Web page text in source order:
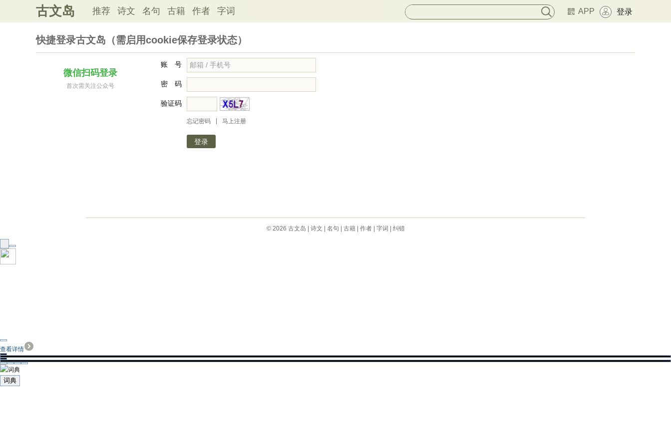
古文岛 推荐 诗文 名句 古籍 作者 字词 APP 登录
快捷登录古文岛（需启用cookie保存登录状态）
微信扫码登录
首次需关注公众号
账 号
密 码
验证码
忘记密码 马上注册
© 2026 古文岛 诗文 名句 古籍| 作者| 字词 纠错
查看详情
词典